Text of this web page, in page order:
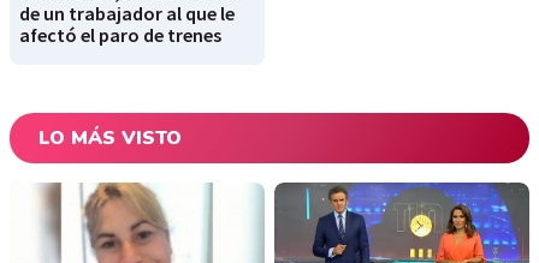
de un trabajador al que le
afectó el paro de trenes
LO MÁS VISTO